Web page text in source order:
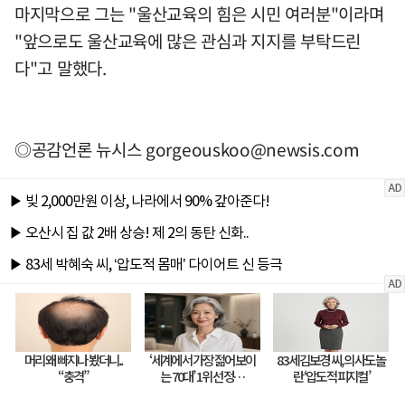
마지막으로 그는 "울산교육의 힘은 시민 여러분"이라며
"앞으로도 울산교육에 많은 관심과 지지를 부탁드린
다"고 말했다.
◎공감언론 뉴시스gorgeouskoo@newsis.com